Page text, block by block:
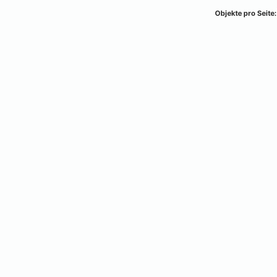
Objekte pro Seite: